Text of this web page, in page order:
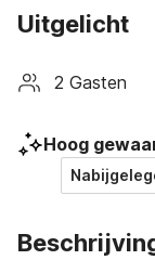
Uitgelicht
2 Gasten
Hoog